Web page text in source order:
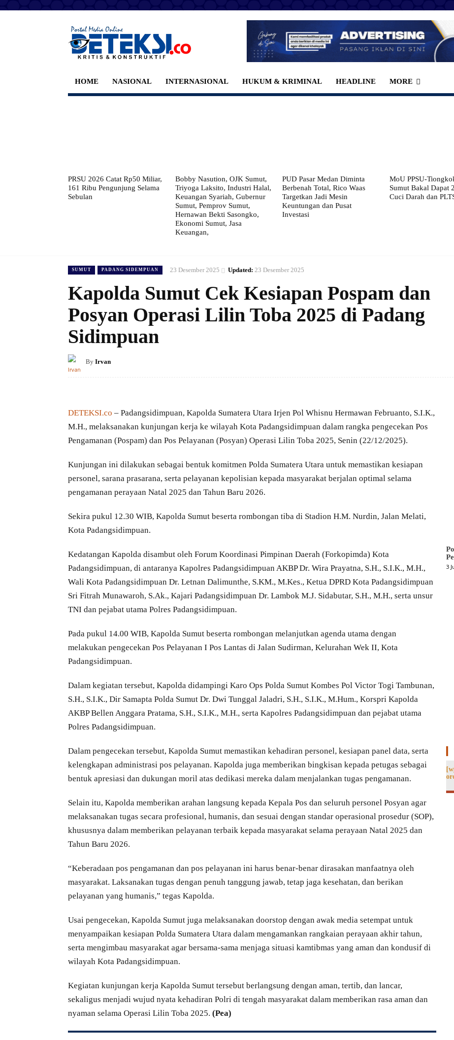
HOME NASIONAL INTERNASIONAL HUKUM & KRIMINAL HEADLINE MORE
PRSU 2026 Catat Rp50 Miliar,
161 Ribu Pengunjung Selama
Sebulan
Bobby Nasution, OJK Sumut,
Triyoga Laksito, Industri Halal,
Keuangan Syariah, Gubernur
Sumut, Pemprov Sumut,
Hernawan Bekti Sasongko,
Ekonomi Sumut, Jasa
Keuangan,
PUD Pasar Medan Diminta
Berbenah Total, Rico Waas
Targetkan Jadi Mesin
Keuntungan dan Pusat
Investasi
MoU PPSU-
Sumut Bakal Dapat
Cuci Darah dan
SUMUT PADANG SIDEMPUAN 23 Desember 2025 Updated: 23 Desember 2025
Kapolda Sumut Cek Kesiapan Pospam dan
Posyan Operasi Lilin Toba 2025 di Padang
Sidimpuan
By Irvan
DETEKSI.co – Padangsidimpuan, Kapolda Sumatera Utara Irjen Pol Whisnu Hermawan Februanto, S.I.K.,
M.H., melaksanakan kunjungan kerja ke wilayah Kota Padangsidimpuan dalam rangka pengecekan Pos
Pengamanan (Pospam) dan Pos Pelayanan (Posyan) Operasi Lilin Toba 2025, Senin (22/12/2025).
Kunjungan ini dilakukan sebagai bentuk komitmen Polda Sumatera Utara untuk memastikan kesiapan
personel, sarana prasarana, serta pelayanan kepolisian kepada masyarakat berjalan optimal selama
pengamanan perayaan Natal 2025 dan Tahun Baru 2026.
Sekira pukul 12.30 WIB, Kapolda Sumut beserta rombongan tiba di Stadion H.M. Nurdin, Jalan Melati,
Kota Padangsidimpuan.
Kedatangan Kapolda disambut oleh Forum Koordinasi Pimpinan Daerah (Forkopimda) Kota
Padangsidimpuan, di antaranya Kapolres Padangsidimpuan AKBP Dr. Wira Prayatna, S.H., S.I.K., M.H.,
Wali Kota Padangsidimpuan Dr. Letnan Dalimunthe, S.KM., M.Kes., Ketua DPRD Kota Padangsidimpuan
Sri Fitrah Munawaroh, S.Ak., Kajari Padangsidimpuan Dr. Lambok M.J. Sidabutar, S.H., M.H., serta unsur
TNI dan pejabat utama Polres Padangsidimpuan.
Pada pukul 14.00 WIB, Kapolda Sumut beserta rombongan melanjutkan agenda utama dengan
melakukan pengecekan Pos Pelayanan I Pos Lantas di Jalan Sudirman, Kelurahan Wek II, Kota
Padangsidimpuan.
Dalam kegiatan tersebut, Kapolda didampingi Karo Ops Polda Sumut Kombes Pol Victor Togi Tambunan,
S.H., S.I.K., Dir Samapta Polda Sumut Dr. Dwi Tunggal Jaladri, S.H., S.I.K., M.Hum., Korspri Kapolda
AKBP Bellen Anggara Pratama, S.H., S.I.K., M.H., serta Kapolres Padangsidimpuan dan pejabat utama
Polres Padangsidimpuan.
Dalam pengecekan tersebut, Kapolda Sumut memastikan kehadiran personel, kesiapan panel data, serta
kelengkapan administrasi pos pelayanan. Kapolda juga memberikan bingkisan kepada petugas sebagai
bentuk apresiasi dan dukungan moril atas dedikasi mereka dalam menjalankan tugas pengamanan.
Selain itu, Kapolda memberikan arahan langsung kepada Kepala Pos dan seluruh personel Posyan agar
melaksanakan tugas secara profesional, humanis, dan sesuai dengan standar operasional prosedur (SOP),
khususnya dalam memberikan pelayanan terbaik kepada masyarakat selama perayaan Natal 2025 dan
Tahun Baru 2026.
“Keberadaan pos pengamanan dan pos pelayanan ini harus benar-benar dirasakan manfaatnya oleh
masyarakat. Laksanakan tugas dengan penuh tanggung jawab, tetap jaga kesehatan, dan berikan
pelayanan yang humanis,” tegas Kapolda.
Usai pengecekan, Kapolda Sumut juga melaksanakan doorstop dengan awak media setempat untuk
menyampaikan kesiapan Polda Sumatera Utara dalam mengamankan rangkaian perayaan akhir tahun,
serta mengimbau masyarakat agar bersama-sama menjaga situasi kamtibmas yang aman dan kondusif di
wilayah Kota Padangsidimpuan.
Kegiatan kunjungan kerja Kapolda Sumut tersebut berlangsung dengan aman, tertib, dan lancar,
sekaligus menjadi wujud nyata kehadiran Polri di tengah masyarakat dalam memberikan rasa aman dan
nyaman selama Operasi Lilin Toba 2025. (Pea)
3